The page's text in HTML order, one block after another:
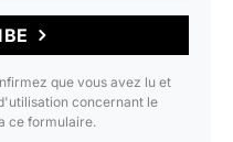
que vous avez lu et
concernant le
ce formulaire.